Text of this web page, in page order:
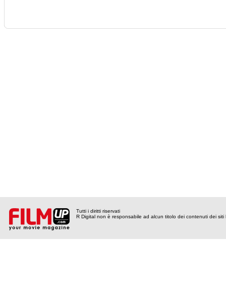
Tutti i diritti riservati
R Digital non è responsabile ad alcun titolo dei contenuti dei siti